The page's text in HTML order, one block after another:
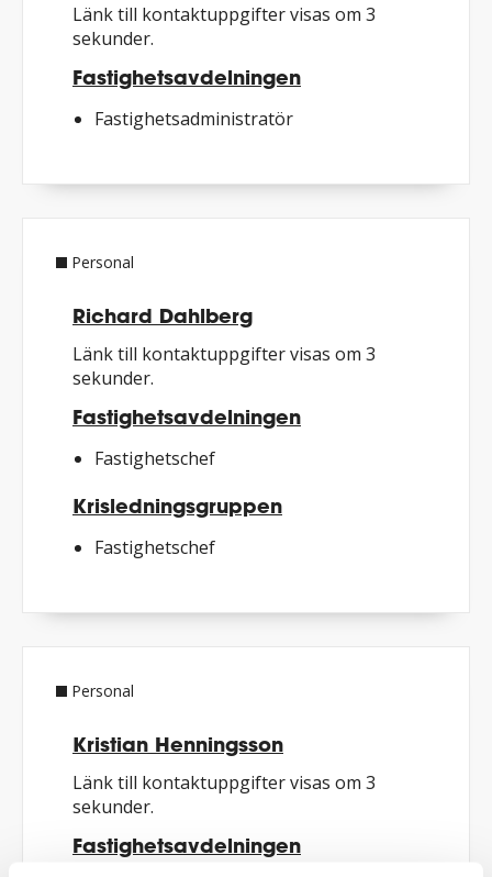
Länk till kontaktuppgifter visas om 3
sekunder.
Fastighetsavdelningen
Fastighetsadministratör
Personal
Richard Dahlberg
Länk till kontaktuppgifter visas om 3
sekunder.
Fastighetsavdelningen
Fastighetschef
Krisledningsgruppen
Fastighetschef
Personal
Kristian Henningsson
Länk till kontaktuppgifter visas om 3
sekunder.
Fastighetsavdelningen